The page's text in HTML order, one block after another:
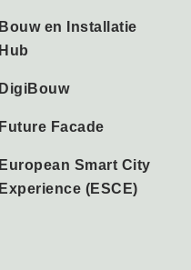
Bouw en Installatie
Hub
DigiBouw
Future Facade
European Smart City
Experience (ESCE)